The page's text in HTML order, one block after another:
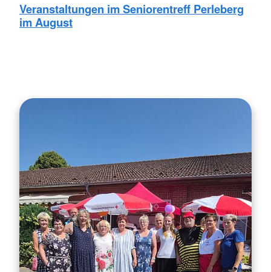
Veranstaltungen im Seniorentreff Perleberg
im August